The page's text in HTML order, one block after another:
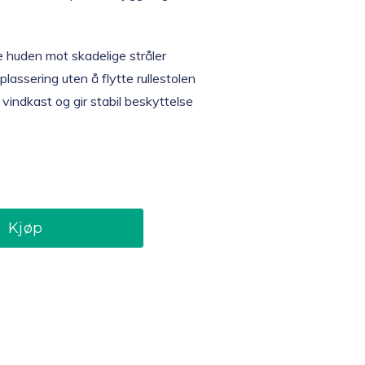
huden mot skadelige stråler
uten å flytte rullestolen
og gir stabil beskyttelse
Kjøp